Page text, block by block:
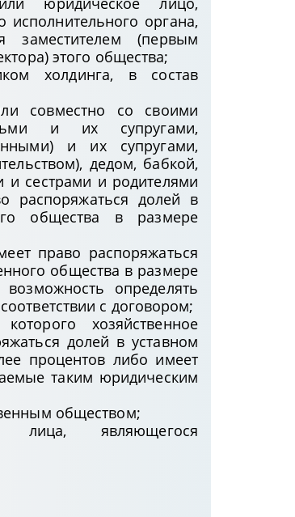
органа,
(первым
этого общества;
холдинга, в состав
совместно со своими
и их супругами,
и их супругами,
дедом, бабкой,
и сестрами и родителями
распоряжаться долей в
общества в размере
право распоряжаться
общества в размере
определять
с договором;
хозяйственное
долей в уставном
процентов либо имеет
таким юридическим
обществом;
лица, являющегося